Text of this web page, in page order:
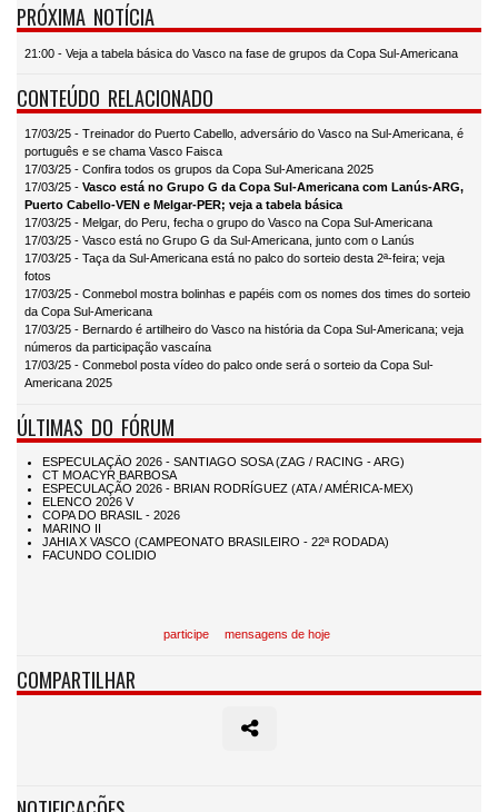
PRÓXIMA NOTÍCIA
21:00 - Veja a tabela básica do Vasco na fase de grupos da Copa Sul-Americana
CONTEÚDO RELACIONADO
17/03/25 - Treinador do Puerto Cabello, adversário do Vasco na Sul-Americana, é
português e se chama Vasco Faisca
17/03/25 - Confira todos os grupos da Copa Sul-Americana 2025
17/03/25 - Vasco está no Grupo G da Copa Sul-Americana com Lanús-ARG,
Puerto Cabello-VEN e Melgar-PER; veja a tabela básica
17/03/25 - Melgar, do Peru, fecha o grupo do Vasco na Copa Sul-Americana
17/03/25 - Vasco está no Grupo G da Sul-Americana, junto com o Lanús
17/03/25 - Taça da Sul-Americana está no palco do sorteio desta 2ª-feira; veja
fotos
17/03/25 - Conmebol mostra bolinhas e papéis com os nomes dos times do sorteio
da Copa Sul-Americana
17/03/25 - Bernardo é artilheiro do Vasco na história da Copa Sul-Americana; veja
números da participação vascaína
17/03/25 - Conmebol posta vídeo do palco onde será o sorteio da Copa Sul-
Americana 2025
ÚLTIMAS DO FÓRUM
participe mensagens de hoje
COMPARTILHAR